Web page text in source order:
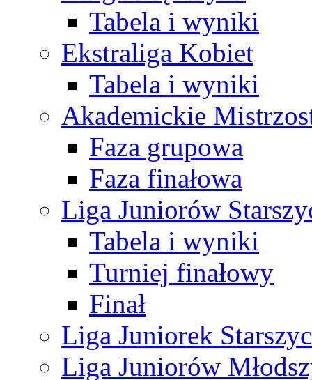
Tabela i wyniki
Ekstraliga Kobiet
Tabela i wyniki
Akademickie
Faza grupowa
Faza finałowa
Liga Juniorów
Tabela i wyniki
Turniej finałowy
Finał
Liga Juniorek
Liga Juniorów